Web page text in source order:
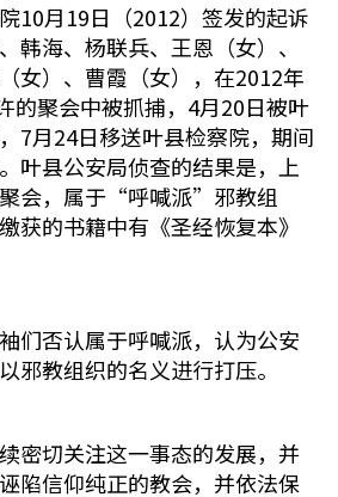
10月19日（2012）签发的起诉
韩海、杨联兵、王恩（女）、
女）、曹霞（女），在2012年
的聚会中被抓捕，4月20日被叶
7月24日移送叶县检察院，期间
叶县公安局侦查的结果是，上
会，属于“呼喊派”邪教组
获的书籍中有《圣经恢复本》
们否认属于呼喊派，认为公安
邪教组织的名义进行打压。
密切关注这一事态的发展，并
陷信仰纯正的教会，并依法保